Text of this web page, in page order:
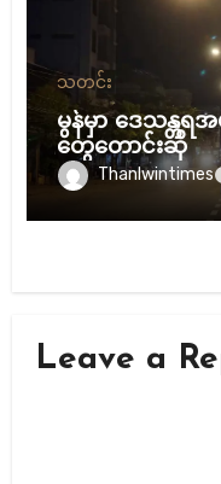
သတင်း
မွန်မှာ ဒေသန္တရ
တွေတောင်းဆို
Thanlwintimes
Leave a